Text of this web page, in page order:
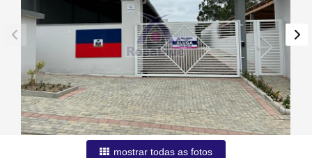
mostrar todas as fotos